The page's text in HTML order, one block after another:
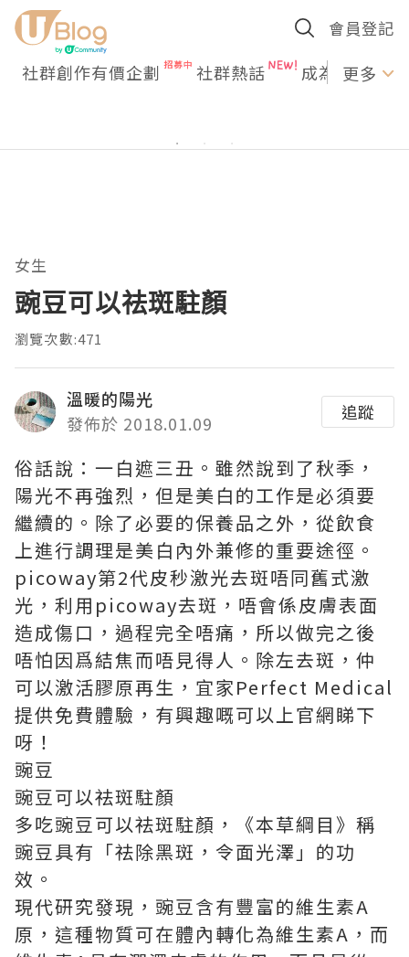
會員登記
社群創作有價企劃 社群熱話 成為U更多
女生
豌豆可以祛斑駐顏
瀏覽次數:471
溫暖的陽光
發佈於 2018.01.09
追蹤
俗話說：一白遮三丑。雖然說到了秋季，
陽光不再強烈，但是美白的工作是必須要
繼續的。除了必要的保養品之外，從飲食
上進行調理是美白內外兼修的重要途徑。
picoway第2代皮秒激光去斑唔同舊式激
光，利用picoway去斑，唔會係皮膚表面
造成傷口，過程完全唔痛，所以做完之後
唔怕因爲結焦而唔見得人。除左去斑，仲
可以激活膠原再生，宜家Perfect Medical
提供免費體驗，有興趣嘅可以上官網睇下
呀！
豌豆
豌豆可以祛斑駐顏
多吃豌豆可以祛斑駐顏，《本草綱目》稱
豌豆具有「祛除黑斑，令面光澤」的功
效。
現代研究發現，豌豆含有豐富的維生素A
原，這種物質可在體內轉化為維生素A，而